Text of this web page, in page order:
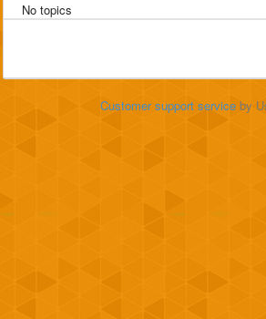
No topics
Customer support service by